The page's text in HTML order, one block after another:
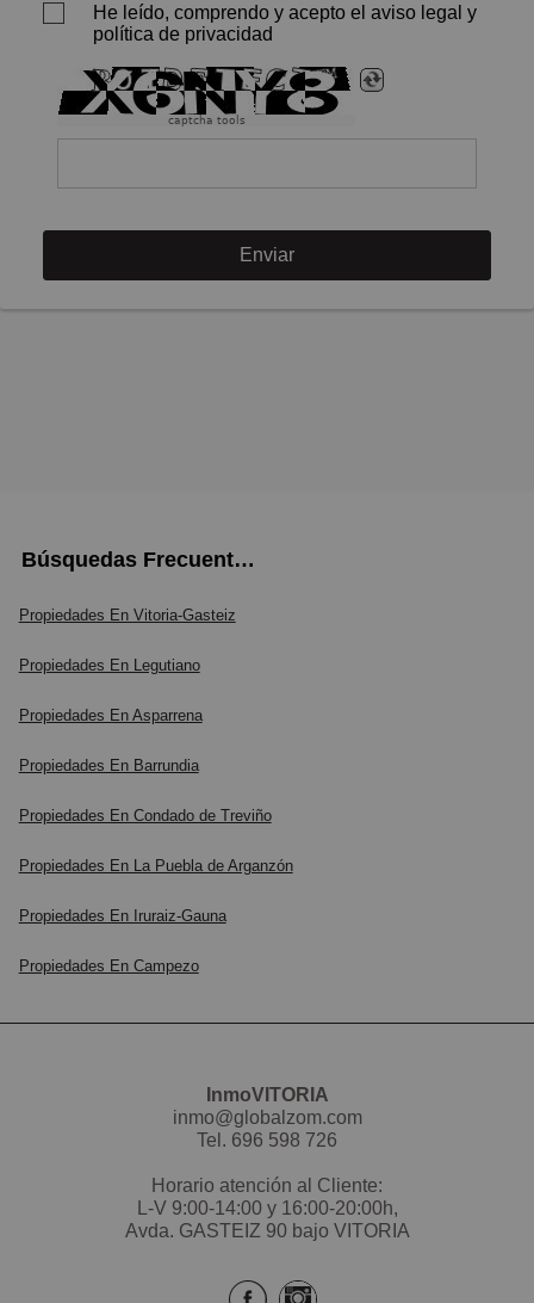
He leído, comprendo y acepto el aviso legal y
política de privacidad
captcha tools
Enviar
Búsquedas Frecuentes
Propiedades En Vitoria-Gasteiz
Propiedades En Legutiano
Propiedades En Asparrena
Propiedades En Barrundia
Propiedades En Condado de Treviño
Propiedades En La Puebla de Arganzón
Propiedades En Iruraiz-Gauna
Propiedades En Campezo
InmoVITORIA
inmo@globalzom.com
Tel. 696 598 726
Horario atención al Cliente:
L-V 9:00-14:00 y 16:00-20:00h,
Avda. GASTEIZ 90 bajo VITORIA